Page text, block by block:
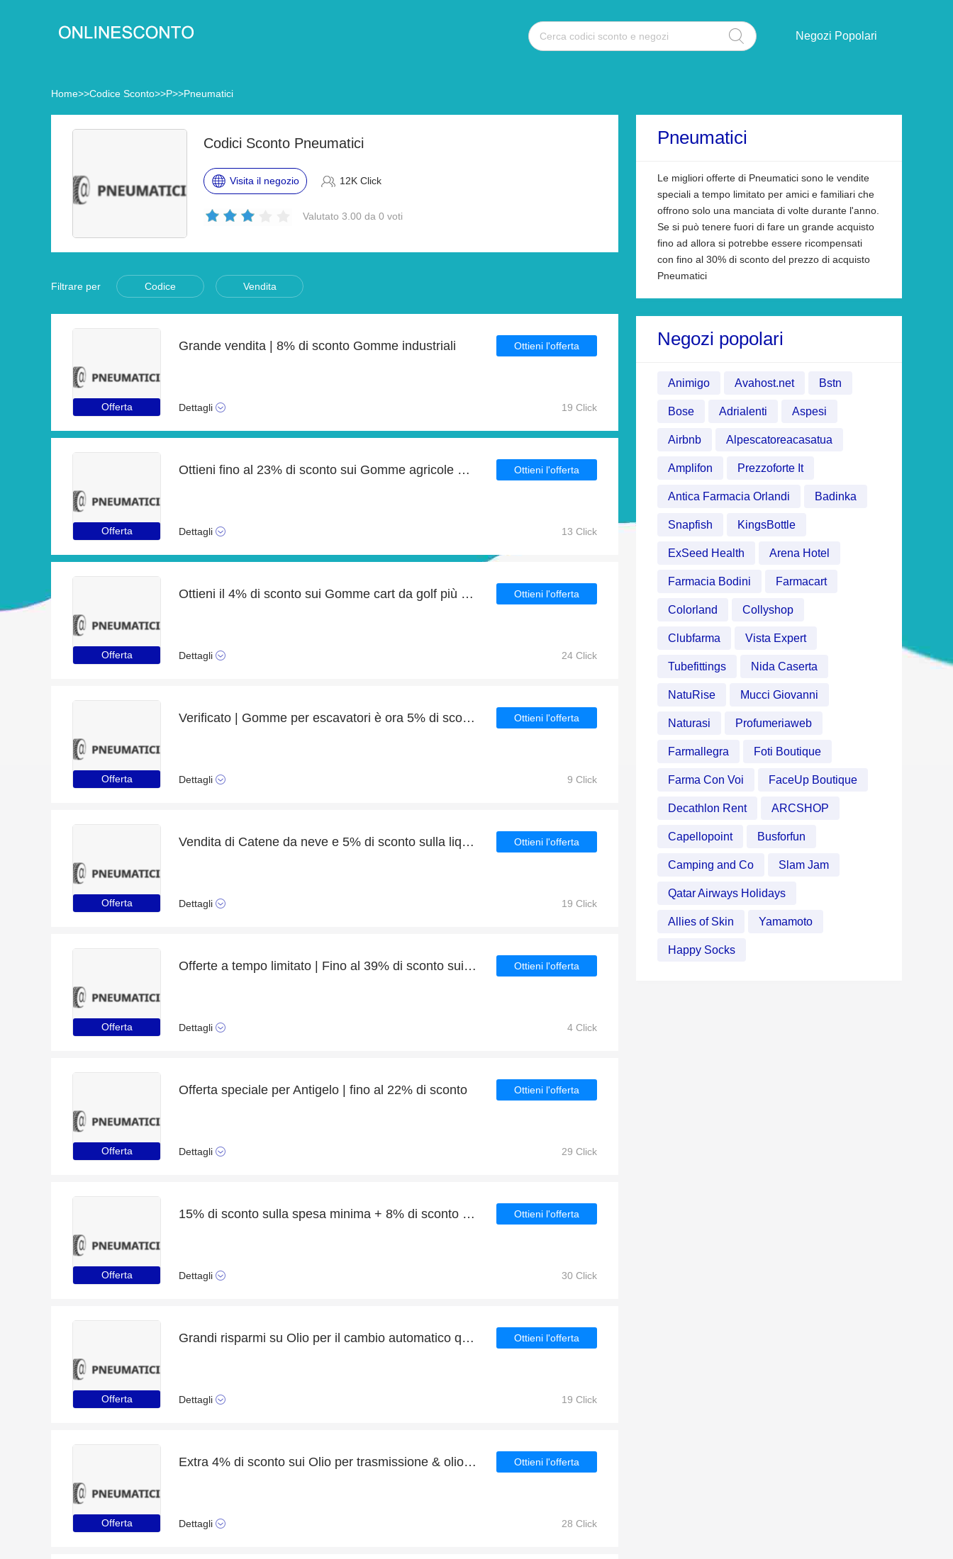
Negozi Popolari
Home>>Codice Sconto>>P>>Pneumatici
Codici Sconto Pneumatici
Visita il negozio 12K Click
Valutato 3.00 da 0 voti
Filtrare per Codice Vendita
Offerta
Grande vendita | 8% di sconto Gomme industriali
Dettagli
Ottieni l'offerta
19 Click
Offerta
Ottieni fino al 23% di sconto sui Gomme agricole alla fine della vendita
Dettagli
Ottieni l'offerta
13 Click
Offerta
Ottieni il 4% di sconto sui Gomme cart da golf più un ulteriore 6% di sconto sugli articoli in vendita
Dettagli
Ottieni l'offerta
24 Click
Offerta
Verificato | Gomme per escavatori è ora 5% di sconto
Dettagli
Ottieni l'offerta
9 Click
Offerta
Vendita di Catene da neve e 5% di sconto sulla liquidazione
Dettagli
Ottieni l'offerta
19 Click
Offerta
Offerte a tempo limitato | Fino al 39% di sconto sui Additivi
Dettagli
Ottieni l'offerta
4 Click
Offerta
Offerta speciale per Antigelo | fino al 22% di sconto
Dettagli
Ottieni l'offerta
29 Click
Offerta
15% di sconto sulla spesa minima + 8% di sconto sui Olio motore motocicletta
Dettagli
Ottieni l'offerta
30 Click
Offerta
Grandi risparmi su Olio per il cambio automatico questo mese
Dettagli
Ottieni l'offerta
19 Click
Offerta
Extra 4% di sconto sui Olio per trasmissione & olio idraulico online
Dettagli
Ottieni l'offerta
28 Click
Pneumatici
Le migliori offerte di Pneumatici sono le vendite
speciali a tempo limitato per amici e familiari che
offrono solo una manciata di volte durante l'anno.
Se si può tenere fuori di fare un grande acquisto
fino ad allora si potrebbe essere ricompensati
con fino al 30% di sconto del prezzo di acquisto
Pneumatici
Negozi popolari
Animigo Avahost.net Bstn
Bose Adrialenti Aspesi
Airbnb Alpescatoreacasatua
Amplifon Prezzoforte It
Antica Farmacia Orlandi Badinka
Snapfish KingsBottle
ExSeed Health Arena Hotel
Farmacia Bodini Farmacart
Colorland Collyshop
Clubfarma Vista Expert
Tubefittings Nida Caserta
NatuRise Mucci Giovanni
Naturasi Profumeriaweb
Farmallegra Foti Boutique
Farma Con Voi FaceUp Boutique
Decathlon Rent ARCSHOP
Capellopoint Busforfun
Camping and Co Slam Jam
Qatar Airways Holidays
Allies of Skin Yamamoto
Happy Socks